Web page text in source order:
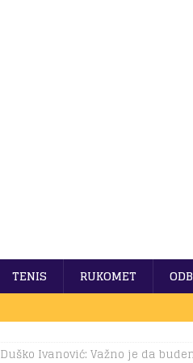
TENIS RUKOMET
Duško Ivanović: Važno je da